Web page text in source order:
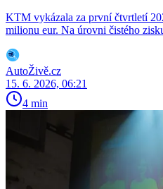
KTM vykázala za první čtvrtletí
milionu eur. Na úrovni čistého
AutoŽivě.cz
15. 6. 2026, 06:21
4 min